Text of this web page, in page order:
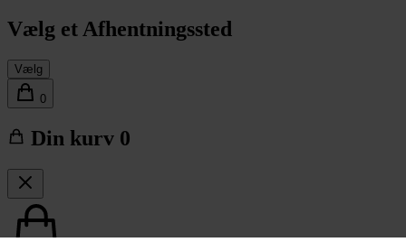
Vælg et Afhentningssted
Vælg
0
Din kurv 0